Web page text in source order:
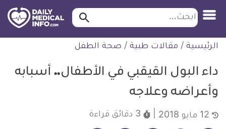
التخطي
للمحتوى
ابحث ابحث…
الرئيسية / مقالات طبية / صحة الطفل
داء البول القيقبي في الأطفال.. أسبابه
وأعراضه وعلاجه
3 دقائق قراءة